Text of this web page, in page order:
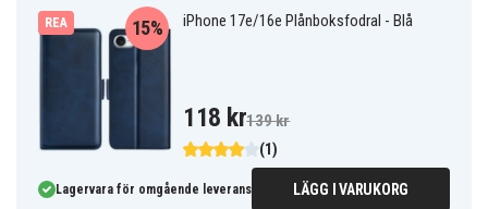
REA iPhone 17e/16e Plånboksfodral - Blå
(1)
15%
118 kr139 kr
Lagervara för omgående leverans LÄGG I VARUKORG